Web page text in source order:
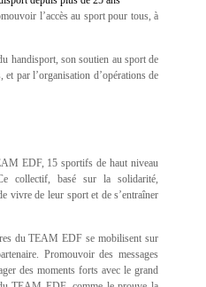
l’accès au sport pour tous, à
handisport, son soutien au sport de
par l’organisation d’opérations de
EDF, 15 sportifs de haut niveau
collectif, basé sur la solidarité,
vivre de leur sport et de s’entraîner
du TEAM EDF se mobilisent sur
Promouvoir des messages
des moments forts avec le grand